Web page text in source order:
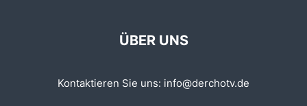
ÜBER UNS
Kontaktieren Sie uns: info@derchotv.de